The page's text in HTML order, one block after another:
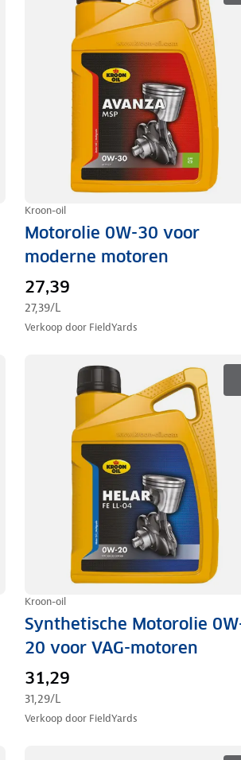
Kroon-oil
Motorolie 0W-30 voor
moderne motoren
27,39
27,39/L
Verkoop door FieldYards
Kroon-oil
Synthetische Motorolie
20 voor VAG-motoren
31,29
31,29/L
Verkoop door FieldYards